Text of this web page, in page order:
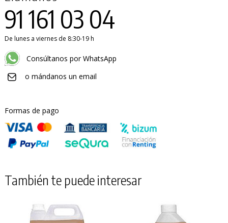
91 161 03 04
De lunes a viernes de 8:30-19 h
Consúltanos por WhatsApp
o mándanos un email
Formas de pago
También te puede interesar